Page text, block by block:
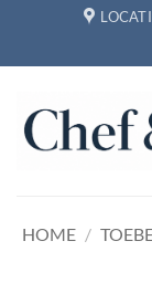
inhoud
HOME /